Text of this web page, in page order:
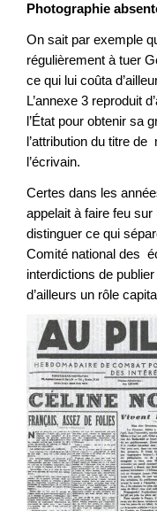
Photographie
On sait par exemple
régulièrement à tuer
ce qui lui coûta
L’annexe 3 reproduit
l’État pour obtenir sa
l’attribution du titre
l’écrivain.
Certes dans les
appelait à faire feu
distinguer ce qui
Comité national des
interdictions de
d’ailleurs un rôle